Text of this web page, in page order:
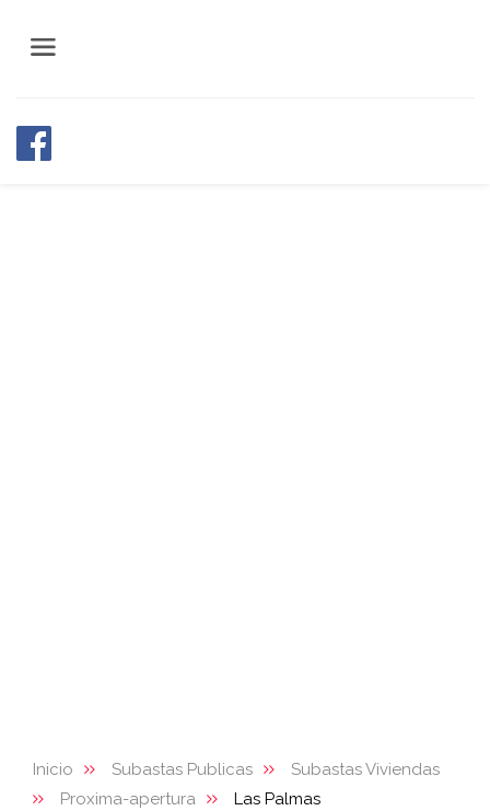
Inicio Subastas Publicas
Subastas Viviendas
Proxima-apertura
Las Palmas